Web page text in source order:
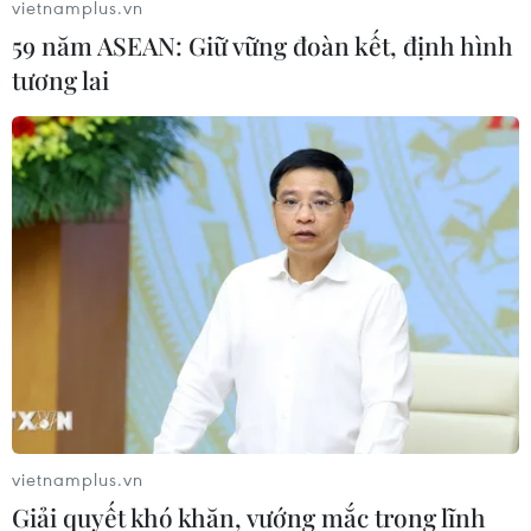
Lâm Đồng: Mùa trái chín “mở lối”
cho du lịch nông nghiệp La Dạ
08/08/2026 06:43
Vụ phế liệu bằng sắt, nhọn rơi trên
cao tốc: Tài xế xe chở mắc nhiều lỗi vi
phạm
08/08/2026 06:37
Nghệ An: Lũ cuốn cầu tạm trên sông
Nậm Nơn khiến 3 bản ở xã Mỹ Lý bị
chia cắt
vietnamplus.vn
59 năm ASEAN: Giữ vững đoàn kết, định hình
tương lai
vietnamplus.vn
Giải quyết khó khăn, vướng mắc trong lĩnh